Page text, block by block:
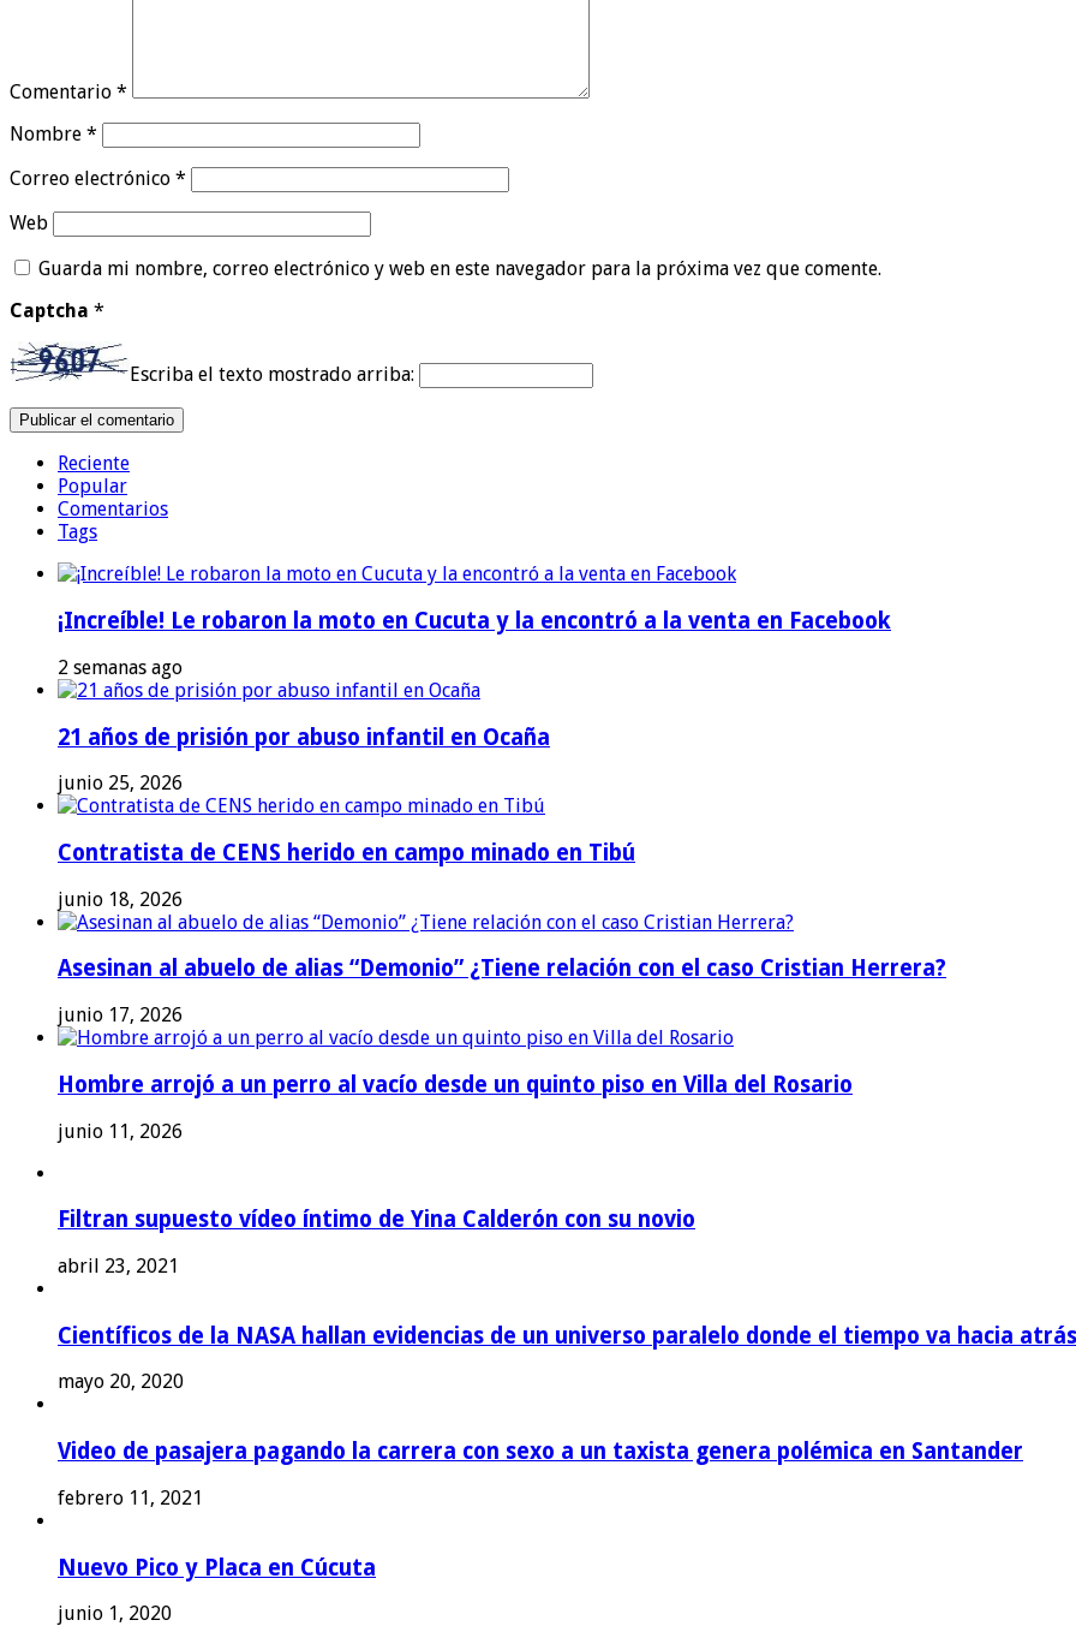
Comentario *
Nombre *
Correo electrónico *
Web
Guarda mi nombre, correo electrónico y web en este navegador para la próxima vez que comente.
Captcha *
Escriba el texto mostrado arriba:
Reciente
Popular
Comentarios
Tags
¡Increíble! Le robaron la moto en Cucuta y la encontró a la venta en Facebook
2 semanas ago
21 años de prisión por abuso infantil en Ocaña
junio 25, 2026
Contratista de CENS herido en campo minado en Tibú
junio 18, 2026
Asesinan al abuelo de alias “Demonio” ¿Tiene relación con el caso Cristian Herrera?
junio 17, 2026
Hombre arrojó a un perro al vacío desde un quinto piso en Villa del Rosario
junio 11, 2026
Filtran supuesto vídeo íntimo de Yina Calderón con su novio
abril 23, 2021
Científicos de la NASA hallan evidencias de un universo paralelo donde el tiempo va hacia atrás
mayo 20, 2020
Video de pasajera pagando la carrera con sexo a un taxista genera polémica en Santander
febrero 11, 2021
Nuevo Pico y Placa en Cúcuta
junio 1, 2020